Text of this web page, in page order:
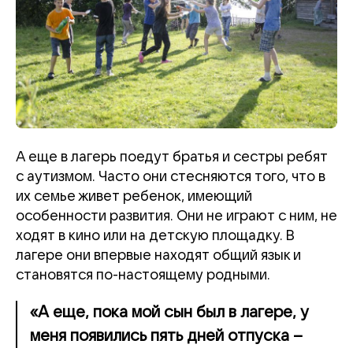
А еще в лагерь поедут братья и сестры ребят
с аутизмом. Часто они стесняются того, что в
их семье живет ребенок, имеющий
особенности развития. Они не играют с ним, не
ходят в кино или на детскую площадку. В
лагере они впервые находят общий язык и
становятся по-настоящему родными.
«А еще, пока мой сын был в лагере, у
меня появились пять дней отпуска –